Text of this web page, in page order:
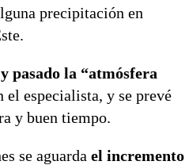
precipitación en
pasado la “atmósfera
el especialista, y se prevé
y buen tiempo.
se aguarda el incremento